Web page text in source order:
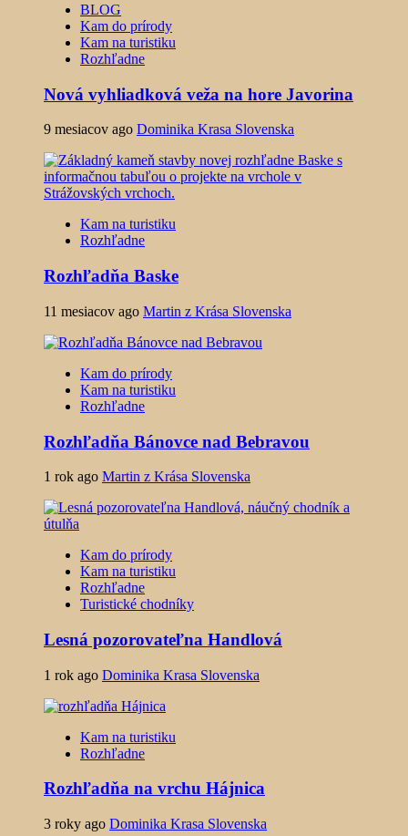
BLOG
Kam do prírody
Kam na turistiku
Rozhľadne
Nová vyhliadková veža na hore Javorina
9 mesiacov ago Dominika Krasa Slovenska
Kam na turistiku
Rozhľadne
Rozhľadňa Baske
11 mesiacov ago Martin z Krása Slovenska
Kam do prírody
Kam na turistiku
Rozhľadne
Rozhľadňa Bánovce nad Bebravou
1 rok ago Martin z Krása Slovenska
Kam do prírody
Kam na turistiku
Rozhľadne
Turistické chodníky
Lesná pozorovateľna Handlová
1 rok ago Dominika Krasa Slovenska
Kam na turistiku
Rozhľadne
Rozhľadňa na vrchu Hájnica
3 roky ago Dominika Krasa Slovenska